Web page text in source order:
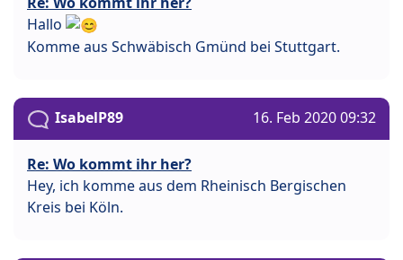
Hallo
Komme aus Schwäbisch Gmünd bei Stuttgart.
IsabelP89 16. Feb 2020 09:32
Re: Wo kommt ihr her?
Hey, ich komme aus dem Rheinisch Bergischen
Kreis bei Köln.